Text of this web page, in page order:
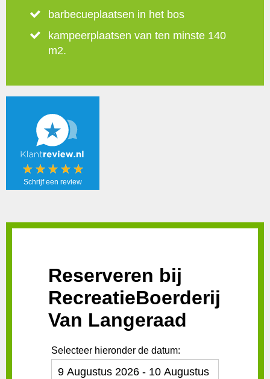
barbecueplaatsen in het bos
kampeerplaatsen van ten minste 140
m2.
Schrijf een review
Reserveren bij
RecreatieBoerderij
Van Langeraad
Selecteer hieronder de datum: